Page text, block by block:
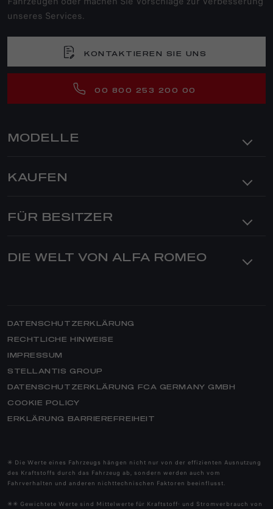
unseres Services.
KONTAKTIEREN SIE UNS
00 800 253 200 00
MODELLE
TONALE PLUG-IN-HYBRID Q4
KAUFEN
ANGEBOTE
GESCHÄFTSKUNDEN
FÜR BESITZER
SERVICE NACH DEM KAUF
REIFEN
VIDEOCHECK
HILFE
GARANTIE- & SERVICEVERTRÄGE
E-SERVICE
ASSISTANCE
FAQ
DIE WELT VON ALFA ROMEO
MEHR AUS DER ALFA ROMEO WELT
SPORTWAGEN
DATENSCHUTZERKLÄRUNG
RECHTLICHE HINWEISE
IMPRESSUM
STELLANTIS GROUP
DATENSCHUTZERKLÄRUNG FCA GERMANY GMBH
COOKIE POLICY
ERKLÄRUNG BARRIEREFREIHEIT
✳ Die Werte eines Fahrzeugs hängen nicht nur von der effizienten Ausnutzung
des Kraftstoffs durch das Fahrzeug ab, sondern werden auch vom
Fahrverhalten und anderen nichttechnischen Faktoren beeinflusst.
✳✳ Gewichtete Werte sind Mittelwerte für Kraftstoff- und Stromverbrauch von